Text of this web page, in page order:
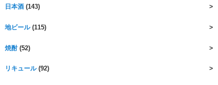
日本酒 (143)
地ビール(115)
焼酎(52)
リキュール(92)